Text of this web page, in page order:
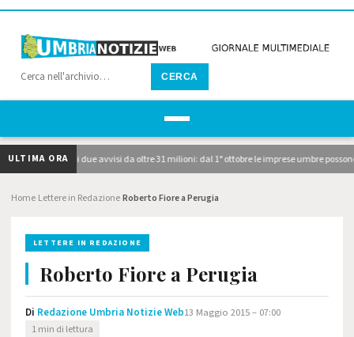
CERCA
ULTIMA ORA
pubblicati i due avvisi da oltre 31 milioni: dal 1° ottobre le imprese umbre possono
Home Lettere in RedazioneRoberto Fiore a Perugia
LETTERE IN REDAZIONE
Roberto Fiore a Perugia
Di Redazione Umbria Notizie Web13 Maggio 2015 – 07:00
1 min di lettura